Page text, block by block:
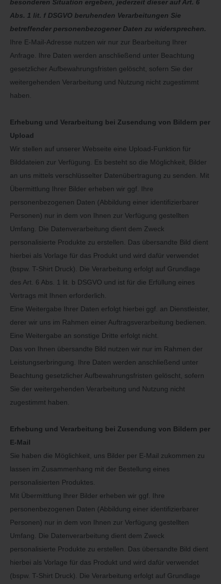
besonderen Situation ergeben, jederzeit dieser auf Art. 6
Abs. 1 lit. f DSGVO beruhenden Verarbeitungen Sie
betreffender personenbezogener Daten zu widersprechen.
Ihre E-Mail-Adresse nutzen wir nur zur Bearbeitung Ihrer
Anfrage. Ihre Daten werden anschließend unter Beachtung
gesetzlicher Aufbewahrungsfristen gelöscht, sofern Sie der
weitergehenden Verarbeitung und Nutzung nicht zugestimmt
haben.
Erhebung und Verarbeitung bei Zusendung von Bildern per
Upload
Wir stellen auf unserer Webseite eine Upload-Funktion für
Bilddateien zur Verfügung. Es besteht so die Möglichkeit, Bilder
an uns mittels verschlüsselter Datenübertragung zu senden. Mit
Übermittlung Ihrer Bilder erheben wir ggf. Ihre
personenbezogenen Daten (Abbildung einer identifizierbarer
Personen) nur in dem von Ihnen zur Verfügung gestellten
Umfang. Die Datenverarbeitung dient dem Zweck
personalisierte Produkte zu erstellen. Das übersandte Bild dient
hierbei als Vorlage für das Produkt und wird dafür verwendet
(bspw. T-Shirt Druck). Die Verarbeitung erfolgt auf Grundlage
des Art. 6 Abs. 1 lit. b DSGVO und ist für die Erfüllung eines
Vertrags mit Ihnen erforderlich.
Eine Weitergabe Ihrer Daten erfolgt hierbei ggf. an Dienstleister,
derer wir uns im Rahmen einer Auftragsverarbeitung bedienen.
Eine Weitergabe an sonstige Dritte erfolgt nicht.
Das von Ihnen übersandte Bild nutzen wir nur im Rahmen der
Leistungserbringung. Ihre Daten werden anschließend unter
Beachtung gesetzlicher Aufbewahrungsfristen gelöscht, sofern
Sie der weitergehenden Verarbeitung und Nutzung nicht
zugestimmt haben.
Erhebung und Verarbeitung bei Zusendung von Bildern per
E-Mail
Sie haben die Möglichkeit, uns Bilder per E-Mail zukommen zu
lassen im Zusammenhang mit der Bestellung eines
personalisierten Produktes.
Mit Übermittlung Ihrer Bilder erheben wir ggf. Ihre
personenbezogenen Daten (Abbildung einer identifizierbarer
Personen) nur in dem von Ihnen zur Verfügung gestellten
Umfang. Die Datenverarbeitung dient dem Zweck
personalisierte Produkte zu erstellen. Das übersandte Bild dient
hierbei als Vorlage für das Produkt und wird dafür verwendet
(bspw. T-Shirt Druck). Die Verarbeitung erfolgt auf Grundlage